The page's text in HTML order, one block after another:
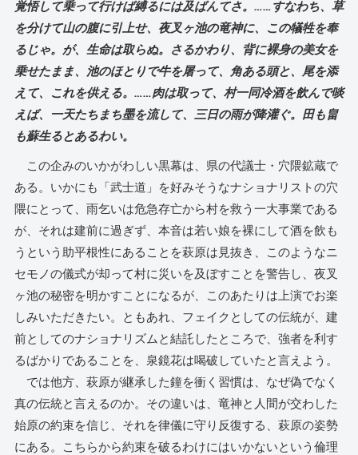
覚悟して乗って行けば縛るには及ばんてさ。……すなわち、草
を分けて山の腹に引上せ、夜叉ヶ池の竜神に、この犠牲を奉
るじゃ。が、生命は取らぬ。さるかわり、背に裸身の美女を
乗せたまま、池のほとりで牛を屠って、角ある頭と、尾を添
えて、これを供える。……肉は取って、村一同冷酒を飲んで啖
えば、一天たちまち墨を流して、三日の雨が降灌ぐ。田も畠
も蘇生るとあるわい。
この企みのいかがわしい黒幕は、県の代議士・穴隈鉱蔵で
ある。いかにも「武士道」を好みそうなナショナリストの穴
隈にとって、雨乞いは危急存亡から村を救う一大事業である
が、それは建前に過ぎず、本音は若い娘を裸にして酒を飲も
うという助平根性にあることを萩原は見抜き、このようなニ
セモノの儀式が却って村に災いを及ぼすことを警告し、夜叉
ヶ池の秘密を明かすことになるが、このあたりは上演でお楽
しみいただきたい。ともあれ、フェイクとしての伝統が、建
前としてのナショナリズムと結託したところで、強者を利す
るばかりであることを、泉鏡花は喝破していたと言えよう。
では他方、萩原が継承した鐘を衝く習慣は、なぜ偽でなく
真の伝統と言えるのか。その違いは、竜神と人間が交わした
始原の約束を信じ、それを律儀に守り反復する、萩原の姿勢
にある。こちらから約束を破るわけにはいかないという倫理